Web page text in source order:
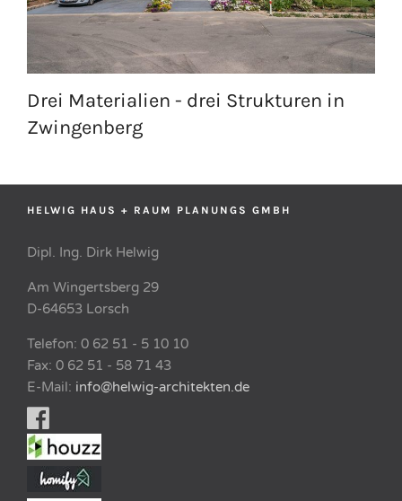
Drei Materialien - drei Strukturen in
Zwingenberg
HELWIG HAUS + RAUM PLANUNGS GMBH
Dipl. Ing. Dirk Helwig
Am Wingertsberg 29
D-64653 Lorsch
Telefon: 0 62 51 - 5 10 10
Fax: 0 62 51 - 58 71 43
E-Mail: info@helwig-architekten.de